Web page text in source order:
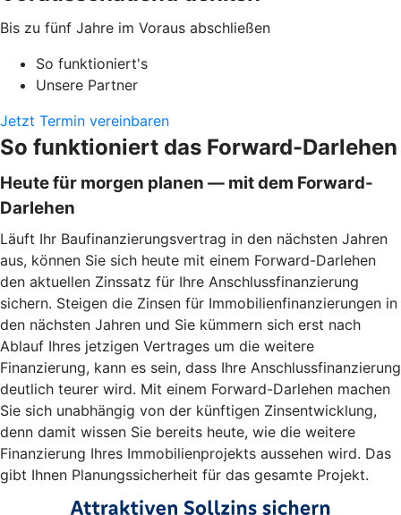
Bis zu fünf Jahre im Voraus abschließen
So funktioniert's
Unsere Partner
Jetzt Termin vereinbaren
So funktioniert das Forward-Darlehen
Heute für morgen planen — mit dem Forward-
Darlehen
Läuft Ihr Baufinanzierungsvertrag in den nächsten Jahren
aus, können Sie sich heute mit einem Forward-Darlehen
den aktuellen Zinssatz für Ihre Anschlussfinanzierung
sichern. Steigen die Zinsen für Immobilienfinanzierungen in
den nächsten Jahren und Sie kümmern sich erst nach
Ablauf Ihres jetzigen Vertrages um die weitere
Finanzierung, kann es sein, dass Ihre Anschlussfinanzierung
deutlich teurer wird. Mit einem Forward-Darlehen machen
Sie sich unabhängig von der künftigen Zinsentwicklung,
denn damit wissen Sie bereits heute, wie die weitere
Finanzierung Ihres Immobilienprojekts aussehen wird. Das
gibt Ihnen Planungssicherheit für das gesamte Projekt.